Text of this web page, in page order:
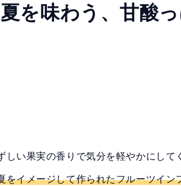
を味わう、甘酸
い果実の香りで気分を軽やかにして
イメージして作られたフルーツイ